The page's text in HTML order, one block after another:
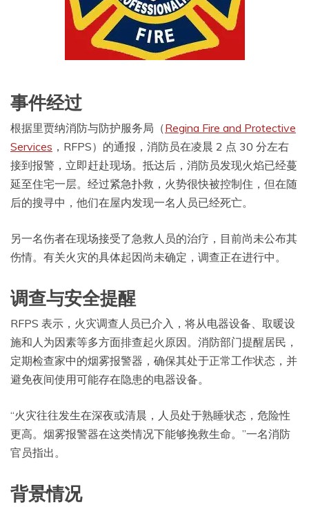
事件经过
根据里贾纳消防与防护服务局（Regina Fire and Protective
Services ，RFPS）的通报，消防员在凌晨 2 点 30 分左右
接到报警，立即赶赴现场。抵达后，消防员发现火焰已经蔓
延至住宅一层。经过紧急扑救，火势很快被控制住，但在随
后的搜寻中，他们在屋内发现一名人员已经死亡。
另一名伤者在现场接受了急救人员的治疗，目前尚未公布其
伤情。有关火灾的具体起因尚未确定，调查正在进行中。
调查与安全提醒
RFPS 表示，火灾调查人员已介入，将从电器设备、取暖设
施和人为因素等多方面排查起火原因。消防部门提醒居民，
定期检查家中的烟雾报警器，确保其处于正常工作状态，并
避免夜间使用可能存在隐患的电器设备。
“火灾往往发生在深夜或清晨，人员处于熟睡状态，危险性
更高。烟雾报警器在这类情况下能够挽救生命。”一名消防
官员指出。
背景情况